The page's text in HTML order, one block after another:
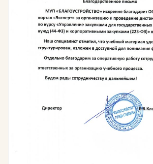
Руководителям и специалистам
строительных организаций,
строительной индустрии,
проектных институтов,
строительства и архитектуры
Руководителям и специалистам
индивидуальным
специализирующимся на
зданий и сооружений, входящих
проектировщиков, либо
Специалистам любого профиля,
получить новую профессию